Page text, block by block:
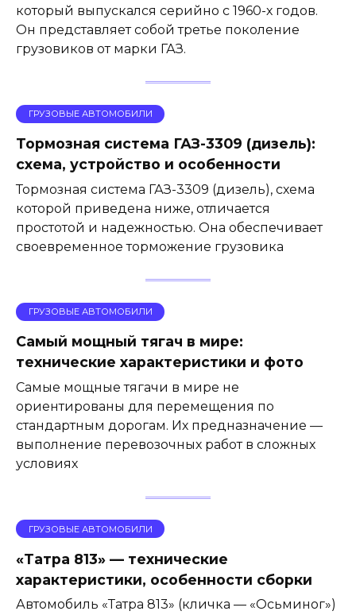
который выпускался серийно с 1960-х годов.
Он представляет собой третье поколение
грузовиков от марки ГАЗ.
ГРУЗОВЫЕ АВТОМОБИЛИ
Тормозная система ГАЗ-3309 (дизель):
схема, устройство и особенности
Тормозная система ГАЗ-3309 (дизель), схема
которой приведена ниже, отличается
простотой и надежностью. Она обеспечивает
своевременное торможение грузовика
ГРУЗОВЫЕ АВТОМОБИЛИ
Самый мощный тягач в мире:
технические характеристики и фото
Самые мощные тягачи в мире не
ориентированы для перемещения по
стандартным дорогам. Их предназначение —
выполнение перевозочных работ в сложных
условиях
ГРУЗОВЫЕ АВТОМОБИЛИ
«Татра 813» — технические
характеристики, особенности сборки
Автомобиль «Татра 813» (кличка — «Осьминог»)